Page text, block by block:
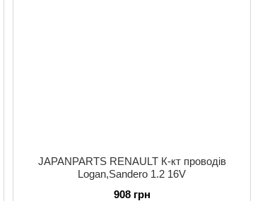
JAPANPARTS RENAULT К-кт проводів
Logan,Sandero 1.2 16V
908 грн